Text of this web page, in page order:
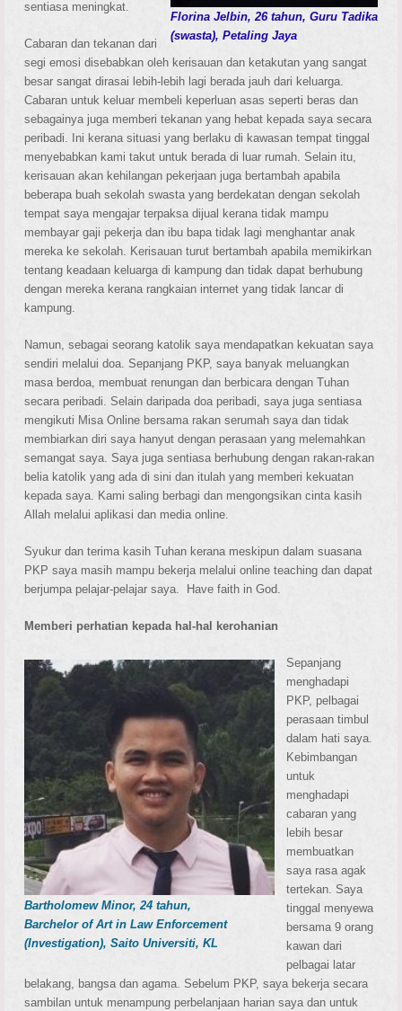
Florina Jelbin, 26 tahun, Guru Tadika
(swasta), Petaling Jaya
sentiasa meningkat.
Cabaran dan tekanan dari
segi emosi disebabkan oleh kerisauan dan ketakutan yang sangat
besar sangat dirasai lebih-lebih lagi berada jauh dari keluarga.
Cabaran untuk keluar membeli keperluan asas seperti beras dan
sebagainya juga memberi tekanan yang hebat kepada saya secara
peribadi. Ini kerana situasi yang berlaku di kawasan tempat tinggal
menyebabkan kami takut untuk berada di luar rumah. Selain itu,
kerisauan akan kehilangan pekerjaan juga bertambah apabila
beberapa buah sekolah swasta yang berdekatan dengan sekolah
tempat saya mengajar terpaksa dijual kerana tidak mampu
membayar gaji pekerja dan ibu bapa tidak lagi menghantar anak
mereka ke sekolah. Kerisauan turut bertambah apabila memikirkan
tentang keadaan keluarga di kampung dan tidak dapat berhubung
dengan mereka kerana rangkaian internet yang tidak lancar di
kampung.
Namun, sebagai seorang katolik saya mendapatkan kekuatan saya
sendiri melalui doa. Sepanjang PKP, saya banyak meluangkan
masa berdoa, membuat renungan dan berbicara dengan Tuhan
secara peribadi. Selain daripada doa peribadi, saya juga sentiasa
mengikuti Misa Online bersama rakan serumah saya dan tidak
membiarkan diri saya hanyut dengan perasaan yang melemahkan
semangat saya. Saya juga sentiasa berhubung dengan rakan-rakan
belia katolik yang ada di sini dan itulah yang memberi kekuatan
kepada saya. Kami saling berbagi dan mengongsikan cinta kasih
Allah melalui aplikasi dan media online.
Syukur dan terima kasih Tuhan kerana meskipun dalam suasana
PKP saya masih mampu bekerja melalui online teaching dan dapat
berjumpa pelajar-pelajar saya. Have faith in God.
Memberi perhatian kepada hal-hal kerohanian
Bartholomew Minor, 24 tahun,
Barchelor of Art in Law Enforcement
(Investigation), Saito Universiti, KL
Sepanjang
menghadapi
PKP, pelbagai
perasaan timbul
dalam hati saya.
Kebimbangan
untuk
menghadapi
cabaran yang
lebih besar
membuatkan
saya rasa agak
tertekan. Saya
tinggal menyewa
bersama 9 orang
kawan dari
pelbagai latar
belakang, bangsa dan agama. Sebelum PKP, saya bekerja secara
sambilan untuk menampung perbelanjaan harian saya dan untuk